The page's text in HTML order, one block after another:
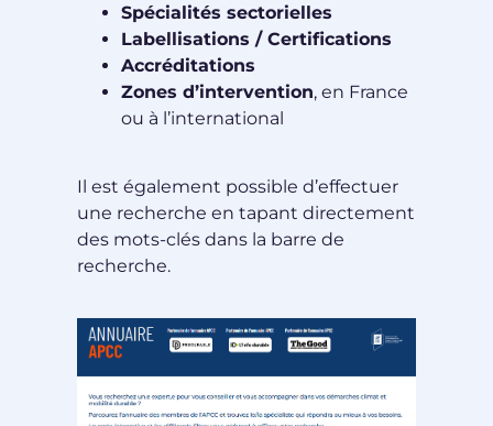
Spécialités sectorielles
Labellisations / Certifications
Accréditations
Zones d’intervention, en France
ou à l’international
Il est également possible d’effectuer
une recherche en tapant directement
des mots-clés dans la barre de
recherche.